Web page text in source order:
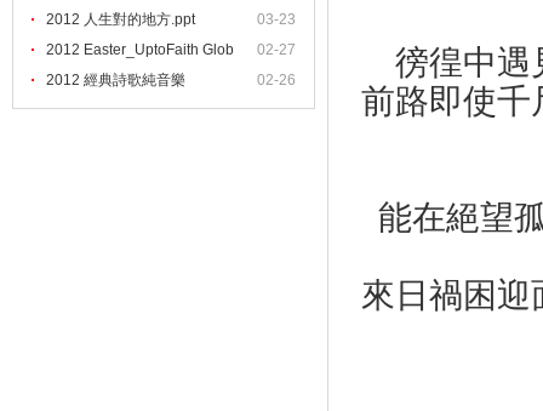
03-23
2012 人生對的地方.ppt
02-27
2012 Easter_UptoFaith Glob
02-26
2012 經典詩歌純音樂
徬徨中遇
前路即使千
能在絕望
來日禍困